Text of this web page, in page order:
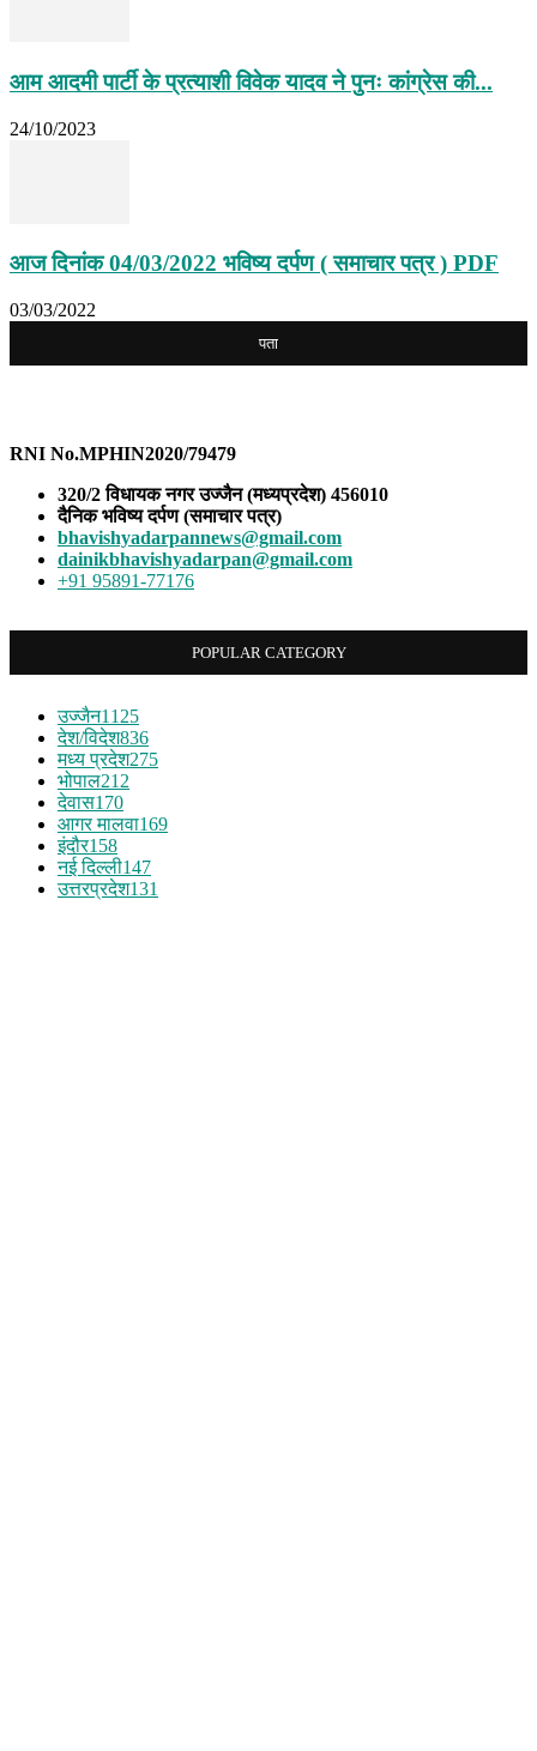
आम आदमी पार्टी के प्रत्याशी विवेक यादव ने पुनः कांग्रेस की...
24/10/2023
आज दिनांक 04/03/2022 भविष्य दर्पण ( समाचार पत्र ) PDF
03/03/2022
पता
RNI No.MPHIN2020/79479
320/2 विधायक नगर उज्जैन (मध्यप्रदेश) 456010
दैनिक भविष्य दर्पण (समाचार पत्र)
bhavishyadarpannews@gmail.com
dainikbhavishyadarpan@gmail.com
+91 95891-77176
POPULAR CATEGORY
उज्जैन1125
देश/विदेश836
मध्य प्रदेश275
भोपाल212
देवास170
आगर मालवा169
इंदौर158
नई दिल्ली147
उत्तरप्रदेश131